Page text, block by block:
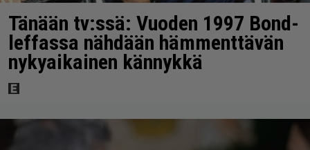
Tänään tv:ssä: Vuoden 1997 Bond-
leffassa nähdään hämmenttävän
nykyaikainen kännykkä